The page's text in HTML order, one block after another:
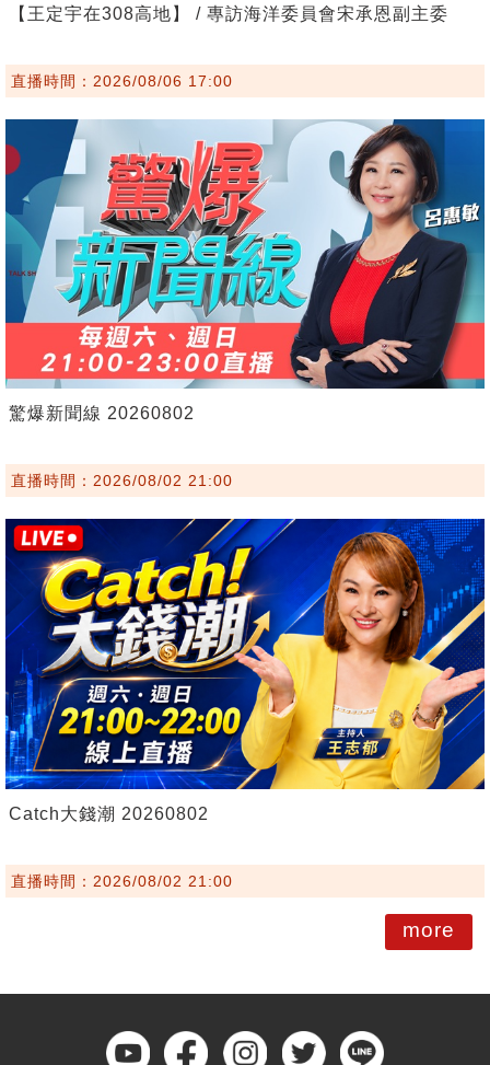
【王定宇在308高地】 / 專訪海洋委員會宋承恩副主委
直播時間：2026/08/06 17:00
驚爆新聞線 20260802
直播時間：2026/08/02 21:00
Catch大錢潮 20260802
直播時間：2026/08/02 21:00
more